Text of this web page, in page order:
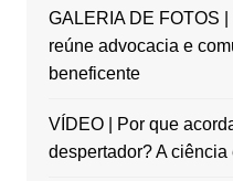
GALERIA DE FOTOS
reúne advocacia e
beneficente
VÍDEO | Por que
despertador? A ciência